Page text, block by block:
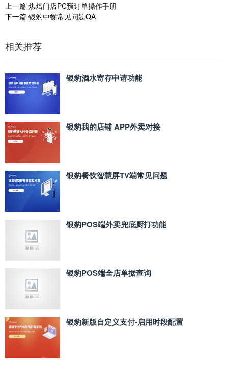
上一篇 烘焙门店PC预订单操作手册
下一篇 银豹中餐常见问题QA
相关推荐
银豹酒水寄存申请功能
银豹我的店铺 APP外卖对接
银豹餐饮智慧屏TV端常见问题
银豹POS端外卖兜底厨打功能
银豹POS端全店单据查询
银豹新版自定义支付‑启用时段配置